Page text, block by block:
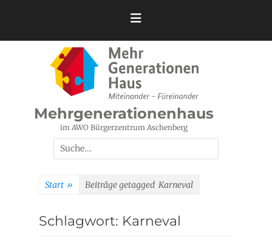
Mehrgenerationenhaus
im AWO Bürgerzentrum Aschenberg
Suchen
nach:
Start » Beiträge getagged Karneval
Schlagwort: Karneval